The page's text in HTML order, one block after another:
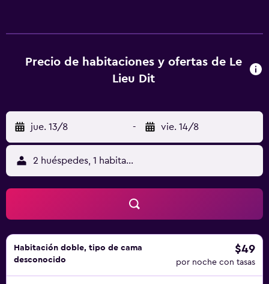
están equipados con ducha con cabezal de ducha tipo
lluvia. Es posible solicitar tabla de planchar con plancha,
actividades de ocio y esparcimiento que se indican más
abajo en las instalaciones o cerca del alojamiento (es
posible que se aplique un recargo).
Precio de habitaciones y ofertas de Le
Lieu Dit
jue. 13/8 - vie. 14/8
2 huéspedes, 1 habitación
Habitación doble, tipo de cama
desconocido
$49
por noche con tasas